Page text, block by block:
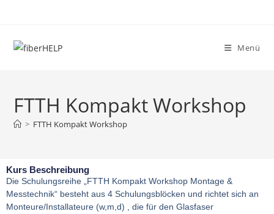
Menü
FTTH Kompakt Workshop
> FTTH Kompakt Workshop
Kurs Beschreibung
Die Schulungsreihe „FTTH Kompakt Workshop Montage &
Messtechnik“ besteht aus 4 Schulungsblöcken und richtet sich an
Monteure/Installateure (w,m,d) , die für den Glasfaser